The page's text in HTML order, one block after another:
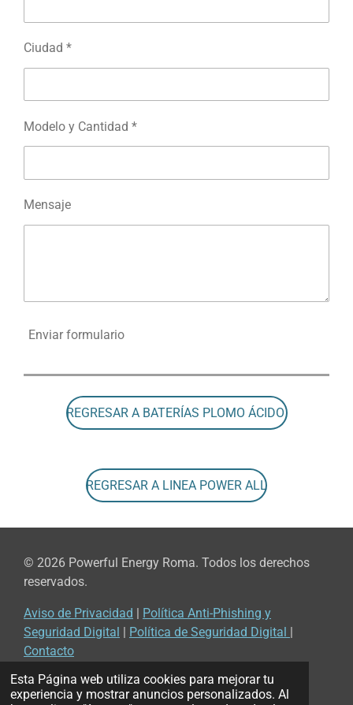
Esta Página web utiliza cookies para mejorar tu
experiencia y mostrar anuncios personalizados. Al
Ciudad *
Modelo y Cantidad *
Mensaje
Enviar formulario
REGRESAR A BATERÍAS PLOMO ÁCIDO
REGRESAR A LINEA POWER ALL
© 2026 Powerful Energy Roma. Todos los derechos
reservados.
Aviso de Privacidad
Política Anti-Phishing y
Seguridad Digital
Política de Seguridad Digital
Contacto
Con la tecnología deWebador